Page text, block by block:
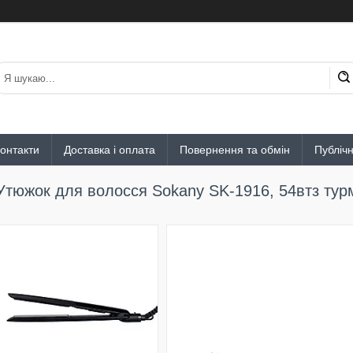
Доставка і оплата Повернення та обмін
для волосся Sokany SK-1916, 54втз